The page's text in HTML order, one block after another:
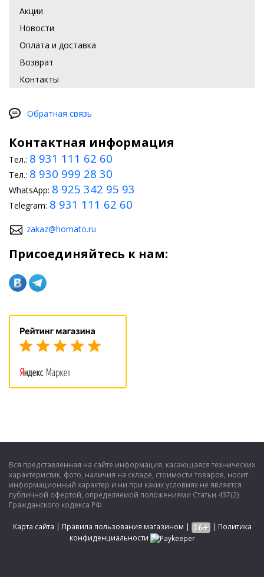
Акции
Новости
Оплата и доставка
Возврат
Контакты
Обратная связь
Контактная информация
Тел.: 8 931 111 62 60
Тел.: 8 930 999 28 30
WhatsApp: 8 925 342 95 93
Telegram: 8 931 111 62 60
zakaz@homato.ru
Присоединяйтесь к нам:
Вся представленная на сайте информация, касающаяся технических
характеристик, фото, наличия на складе, стоимости товаров, носит
информационный характер и ни при каких условиях не является
публичной офертой, определяемой положениями Статьи 437(2)
Гражданского кодекса РФ.
Карта сайта | Правила пользования магазином | | Политика
конфиденциальности